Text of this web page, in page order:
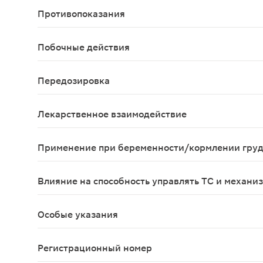
Противопоказания
Побочные действия
Со стороны пищеварительной системы: редко -
Передозировка
Лекарственное взаимодействие
Применение при беременности/кормлении
Влияние на способность управлять ТС и
Особые указания
Регистрационный номер